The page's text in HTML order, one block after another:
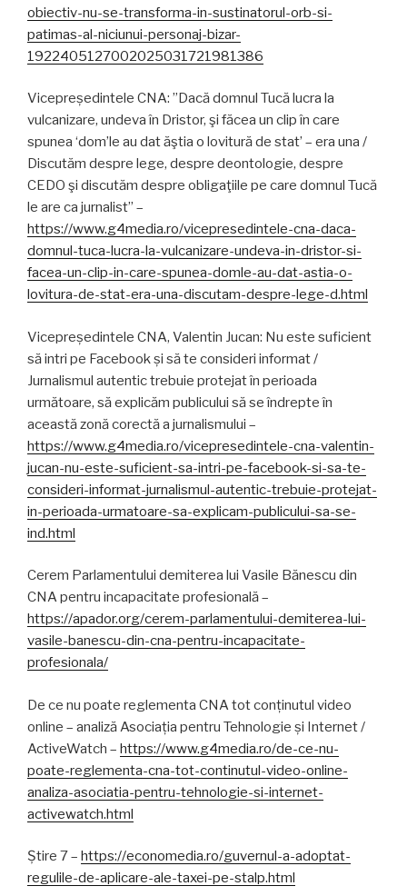
obiectiv-nu-se-transforma-in-sustinatorul-orb-si-
patimas-al-niciunui-personaj-bizar-
1922405127002025031721981386
Vicepreședintele CNA: ”Dacă domnul Tucă lucra la
vulcanizare, undeva în Dristor, şi făcea un clip în care
spunea ‘dom’le au dat ăştia o lovitură de stat’ – era una /
Discutăm despre lege, despre deontologie, despre
CEDO şi discutăm despre obligaţiile pe care domnul Tucă
le are ca jurnalist” –
https://www.g4media.ro/vicepresedintele-cna-daca-
domnul-tuca-lucra-la-vulcanizare-undeva-in-dristor-si-
facea-un-clip-in-care-spunea-domle-au-dat-astia-o-
lovitura-de-stat-era-una-discutam-despre-lege-d.html
Vicepreședintele CNA, Valentin Jucan: Nu este suficient
să intri pe Facebook și să te consideri informat /
Jurnalismul autentic trebuie protejat în perioada
următoare, să explicăm publicului să se îndrepte în
această zonă corectă a jurnalismului –
https://www.g4media.ro/vicepresedintele-cna-valentin-
jucan-nu-este-suficient-sa-intri-pe-facebook-si-sa-te-
consideri-informat-jurnalismul-autentic-trebuie-protejat-
in-perioada-urmatoare-sa-explicam-publicului-sa-se-
ind.html
Cerem Parlamentului demiterea lui Vasile Bănescu din
CNA pentru incapacitate profesională –
https://apador.org/cerem-parlamentului-demiterea-lui-
vasile-banescu-din-cna-pentru-incapacitate-
profesionala/
De ce nu poate reglementa CNA tot conținutul video
online – analiză Asociația pentru Tehnologie și Internet /
ActiveWatch – https://www.g4media.ro/de-ce-nu-
poate-reglementa-cna-tot-continutul-video-online-
analiza-asociatia-pentru-tehnologie-si-internet-
activewatch.html
Știre 7 – https://economedia.ro/guvernul-a-adoptat-
regulile-de-aplicare-ale-taxei-pe-stalp.html